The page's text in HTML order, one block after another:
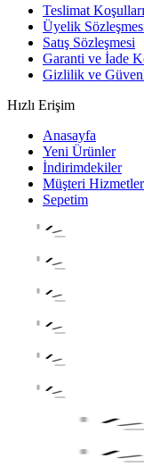
Teslimat Koşulları
Üyelik
Satış Sözleşmesi
Garanti ve İade
Gizlilik ve
Hızlı Erişim
Anasayfa
Yeni Ürünler
İndirimdekiler
Müşteri
Sepetim